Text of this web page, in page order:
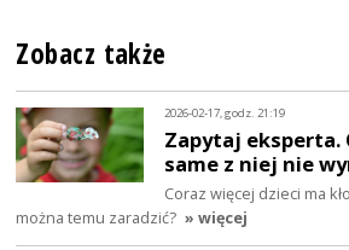
Zobacz także
2026-02-17, godz. 21:19
Zapytaj eksperta.
same z niej nie
Coraz więcej dzieci ma
można temu zaradzić? » więcej